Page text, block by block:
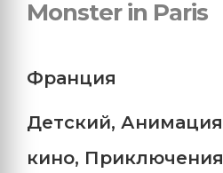
Monster in Paris
Франция
Детский, Анимация
кино, Приключения